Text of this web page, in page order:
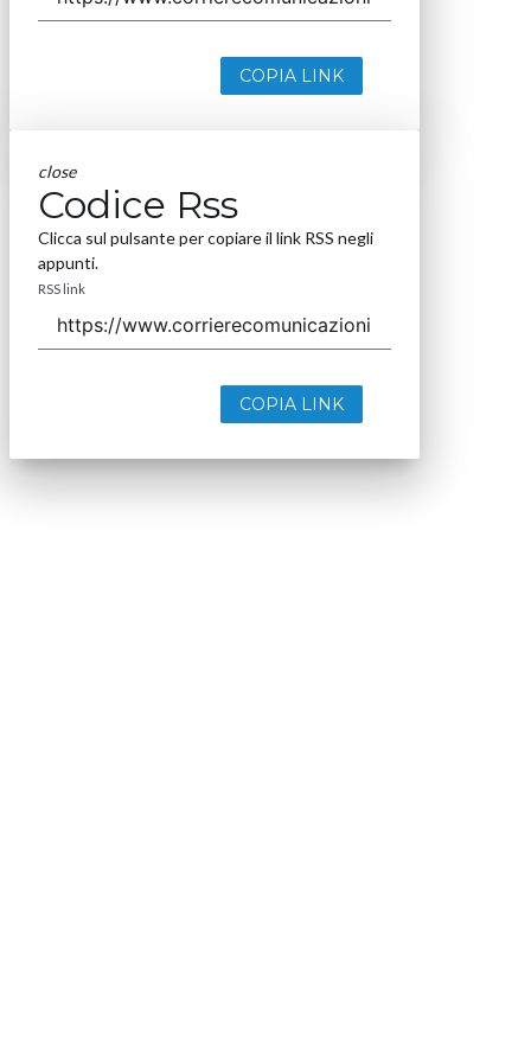
COPIA LINK
close
Codice Rss
Clicca sul pulsante per copiare il link RSS negli
appunti.
RSS link
COPIA LINK